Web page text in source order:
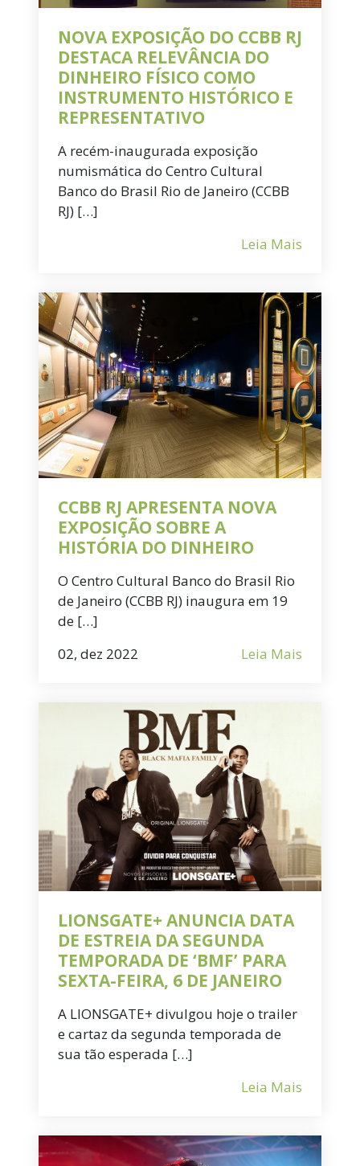
NOVA EXPOSIÇÃO DO CCBB RJ
DESTACA RELEVÂNCIA DO
DINHEIRO FÍSICO COMO
INSTRUMENTO HISTÓRICO E
REPRESENTATIVO
A recém-inaugurada exposição
numismática do Centro Cultural
Banco do Brasil Rio de Janeiro (CCBB
RJ) […]
Leia Mais
CCBB RJ APRESENTA NOVA
EXPOSIÇÃO SOBRE A
HISTÓRIA DO DINHEIRO
O Centro Cultural Banco do Brasil Rio
de Janeiro (CCBB RJ) inaugura em 19
de […]
02, dez 2022
Leia Mais
LIONSGATE+ ANUNCIA DATA
DE ESTREIA DA SEGUNDA
TEMPORADA DE ‘BMF’ PARA
SEXTA-FEIRA, 6 DE JANEIRO
A LIONSGATE+ divulgou hoje o trailer
e cartaz da segunda temporada de
sua tão esperada […]
Leia Mais